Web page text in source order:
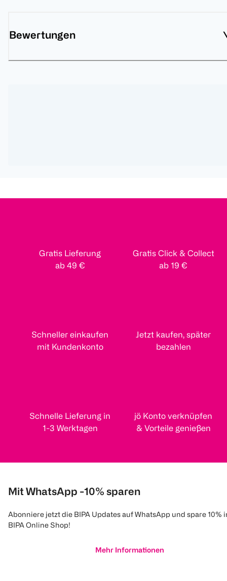
Bewertungen
Gratis Lieferung
ab 49 €
Gratis Click & Collect
ab 19 €
Schneller einkaufen
mit Kundenkonto
Jetzt kaufen, später
bezahlen
Schnelle Lieferung in
1-3 Werktagen
jö Konto verknüpfen
& Vorteile genießen
Mit WhatsApp -10% sparen
Abonniere jetzt die BIPA Updates auf WhatsApp und spare 10%
BIPA Online Shop!
Mehr Informationen